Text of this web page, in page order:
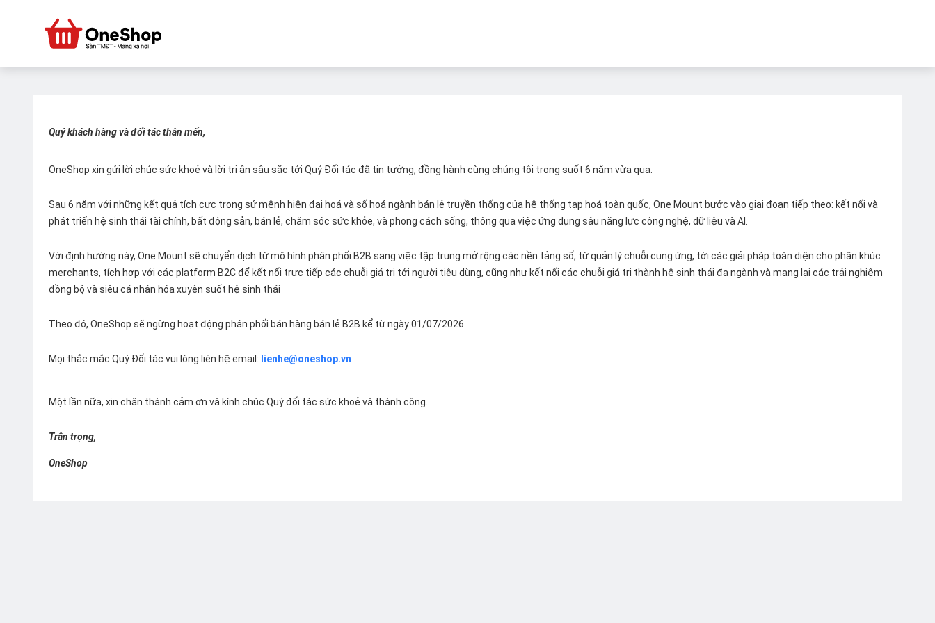
Quý khách hàng và đối tác thân mến,
OneShop xin gửi lời chúc sức khoẻ và lời tri ân sâu sắc tới Quý Đối tác đã tin tưởng, đồng hành cùng chúng tôi trong suốt 6 năm vừa qua.
Sau 6 năm với những kết quả tích cực trong sứ mệnh hiện đại hoá và số hoá ngành bán lẻ truyền thống của hệ thống tạp hoá toàn quốc, One Mount bước vào giai đoạn tiếp theo: kết nối và
phát triển hệ sinh thái tài chính, bất động sản, bán lẻ, chăm sóc sức khỏe, và phong cách sống, thông qua việc ứng dụng sâu năng lực công nghệ, dữ liệu và AI.
Với định hướng này, One Mount sẽ chuyển dịch từ mô hình phân phối B2B sang việc tập trung mở rộng các nền tảng số, từ quản lý chuỗi cung ứng, tới các giải pháp toàn diện cho phân khúc
merchants, tích hợp với các platform B2C để kết nối trực tiếp các chuỗi giá trị tới người tiêu dùng, cũng như kết nối các chuỗi giá trị thành hệ sinh thái đa ngành và mang lại các trải nghiệm
đồng bộ và siêu cá nhân hóa xuyên suốt hệ sinh thái
Theo đó, OneShop sẽ ngừng hoạt động phân phối bán hàng bán lẻ B2B kể từ ngày 01/07/2026.
Mọi thắc mắc Quý Đối tác vui lòng liên hệ email: lienhe@oneshop.vn
Một lần nữa, xin chân thành cảm ơn và kính chúc Quý đối tác sức khoẻ và thành công.
Trân trọng,
OneShop